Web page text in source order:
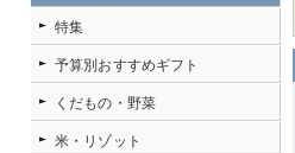
特集
予算別おすすめギフト
くだもの・野菜
米・リゾット